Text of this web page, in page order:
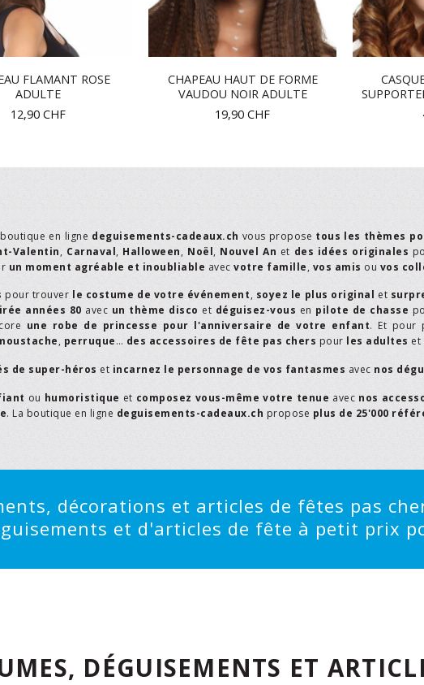
FLAMANT ROSE
ADULTE
12,90 CHF
CHAPEAU HAUT DE FORME
VAUDOU NOIR ADULTE
19,90 CHF
en ligne deguisements-cadeaux.ch vous propose tous les thèmes
Valentin, Carnaval, Halloween, Noël, Nouvel An et des idées originales
un moment agréable et inoubliable avec votre famille, vos amis ou vos
pour trouver le costume de votre événement, soyez le plus original et
années 80 avec un thème disco et déguisez-vous en pilote de chasse
une robe de princesse pour l'anniversaire de votre enfant. Et pour
, perruque… des accessoires de fête pas chers pour les adultes et
de super-héros et incarnez le personnage de vos fantasmes avec nos
ou humoristique et composez vous-même votre tenue avec nos
. La boutique en ligne deguisements-cadeaux.ch propose plus de 25'000
décorations et articles de fêtes pas
et d'articles de fête à petit prix
DÉGUISEMENTS ET